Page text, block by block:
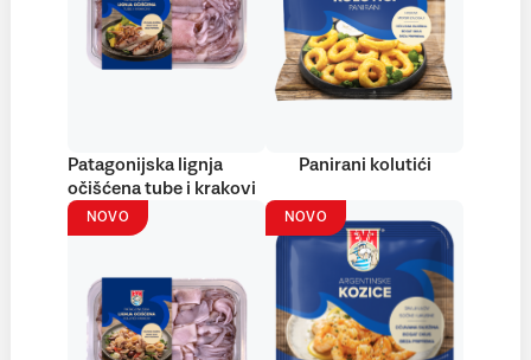
Patagonijska lignja
očišćena tube i krakovi
Panirani kolutići
NOVO NOVO